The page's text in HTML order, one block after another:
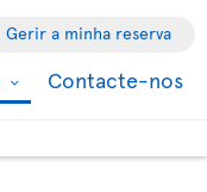
Gerir a minha reserva
Contacte-nos